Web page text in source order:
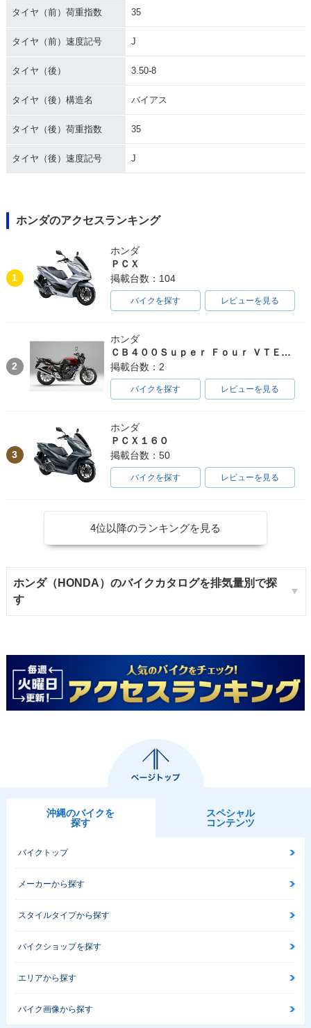
タイヤ（前）荷重指数 35
タイヤ（前）速度記号 J
タイヤ（後） 3.50-8
タイヤ（後）構造名 バイアス
タイヤ（後）荷重指数 35
タイヤ（後）速度記号 J
ホンダのアクセスランキング
1
ホンダ
ＰＣＸ
掲載台数：104
バイクを探す レビューを見る
2
ホンダ
ＣＢ４００Ｓｕｐｅｒ Ｆｏｕｒ ＶＴＥＣ ＳＰＥＣ３
掲載台数：2
バイクを探す レビューを見る
3
ホンダ
ＰＣＸ１６０
掲載台数：50
バイクを探す レビューを見る
4位以降のランキングを見る
ホンダ（HONDA）のバイクカタログを排気量別で探
す
沖縄のバイクを
探す
スペシャル
コンテンツ
バイクトップ
メーカーから探す
スタイルタイプから探す
バイクショップを探す
エリアから探す
バイク画像から探す